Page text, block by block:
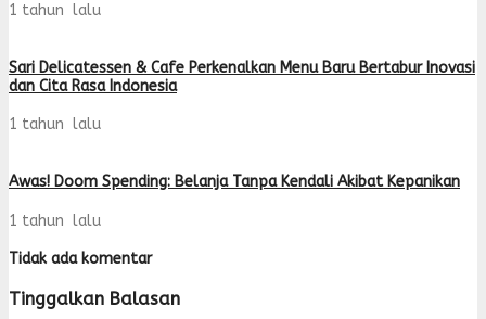
1 tahun lalu
Sari Delicatessen & Cafe Perkenalkan Menu Baru Bertabur Inovasi
dan Cita Rasa Indonesia
1 tahun lalu
Awas! Doom Spending: Belanja Tanpa Kendali Akibat Kepanikan
1 tahun lalu
Tidak ada komentar
Tinggalkan Balasan